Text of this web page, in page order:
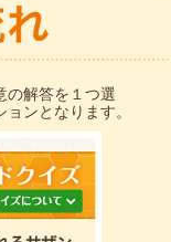
の解答を１つ選
ンとなります。